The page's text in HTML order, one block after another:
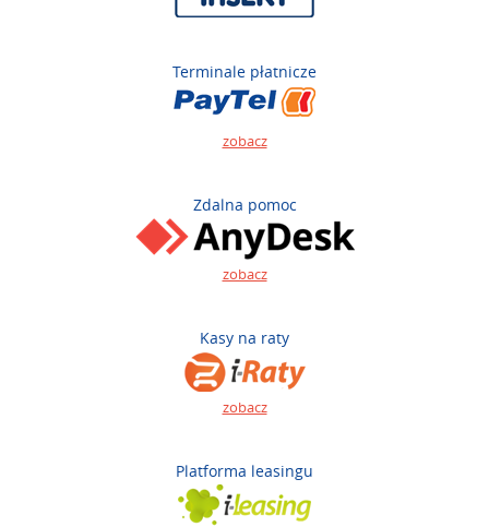
Terminale płatnicze
zobacz
Zdalna pomoc
zobacz
Kasy na raty
zobacz
Platforma leasingu